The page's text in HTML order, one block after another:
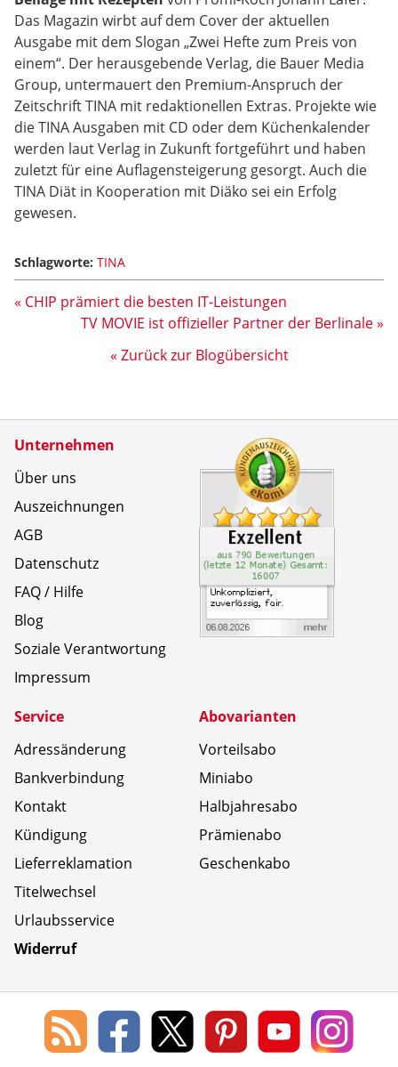
Das Magazin wirbt auf dem Cover der aktuellen
Ausgabe mit dem Slogan „Zwei Hefte zum Preis von
einem“. Der herausgebende Verlag, die Bauer Media
Group, untermauert den Premium-Anspruch der
Zeitschrift TINA mit redaktionellen Extras. Projekte wie
die TINA Ausgaben mit CD oder dem Küchenkalender
werden laut Verlag in Zukunft fortgeführt und haben
zuletzt für eine Auflagensteigerung gesorgt. Auch die
TINA Diät in Kooperation mit Diäko sei ein Erfolg
gewesen.
Schlagworte: TINA
« CHIP prämiert die besten IT-Leistungen
TV MOVIE ist offizieller Partner der Berlinale »
« Zurück zur Blogübersicht
Unternehmen
Über uns
Auszeichnungen
AGB
Datenschutz
FAQ / Hilfe
Blog
Soziale Verantwortung
Impressum
Service
Adressänderung
Bankverbindung
Kontakt
Kündigung
Lieferreklamation
Titelwechsel
Urlaubsservice
Widerruf
Abovarianten
Vorteilsabo
Miniabo
Halbjahresabo
Prämienabo
Geschenkabo
Zertifikate
Social Media
Blog
des
Lorenz
Leserservice
Lorenz
Leserservice
Lorenz
Leserservice
Lorenz
Leserservice
Lorenz